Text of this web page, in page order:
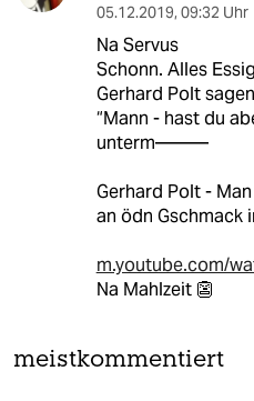
05.12.2019, 09:32 Uhr
Na Servus
Schonn. Alles
Gerhard Polt
“Mann - hast du
unterm———
Gerhard Polt -
an ödn Gschmack
m.youtube.com/
Na Mahlzeit 👺
meistkommentiert